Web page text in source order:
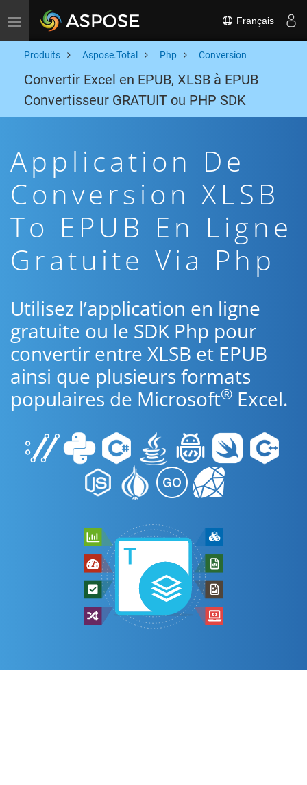
Toggle navigation Français
Produits Aspose.Total Php Conversion
Convertir Excel en EPUB, XLSB à EPUB
Convertisseur GRATUIT ou PHP SDK
Application De
Conversion XLSB
To EPUB En Ligne
Gratuite Via Php
Utilisez l’application en ligne
gratuite ou le SDK Php pour
convertir entre XLSB et EPUB
ainsi que plusieurs formats
populaires de Microsoft® Excel.